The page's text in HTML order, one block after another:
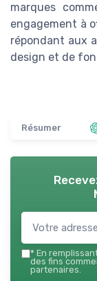
marques
engagement à
répondant aux
design et de
Résumer
* En
des fins
partenaires.